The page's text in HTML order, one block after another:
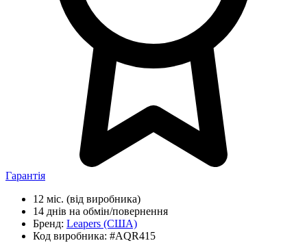
Гарантія
12 міс. (від виробника)
14 днів на обмін/повернення
Бренд: Leapers (США)
Код виробника: #AQR415